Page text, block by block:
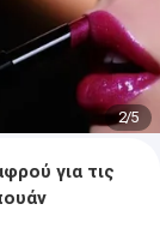
2/5
για τις